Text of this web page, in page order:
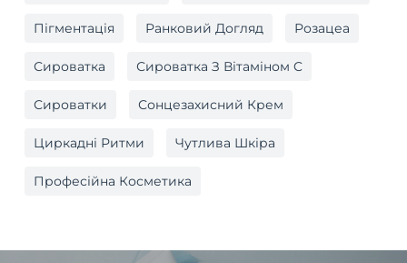
Пігментація Ранковий Догляд Розацеа
Сироватка Сироватка З Вітаміном C
Сироватки Сонцезахисний Крем
Циркадні Ритми Чутлива Шкіра
Професійна Косметика